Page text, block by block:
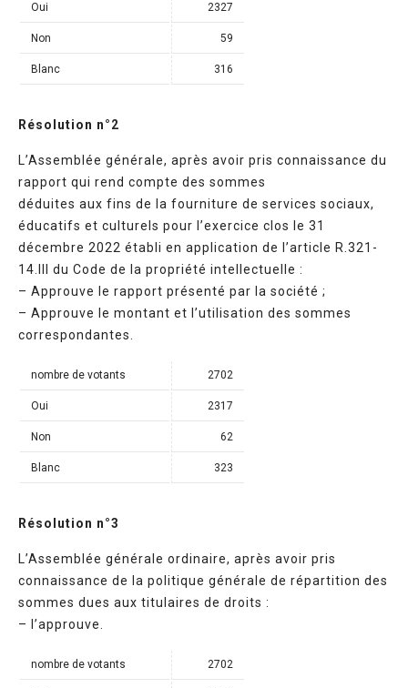
Oui 2327
Non 59
Blanc 316
Résolution n°2
L’Assemblée générale, après avoir pris connaissance du
rapport qui rend compte des sommes
déduites aux fins de la fourniture de services sociaux,
éducatifs et culturels pour l’exercice clos le 31
décembre 2022 établi en application de l’article R.321-
14.III du Code de la propriété intellectuelle :
– Approuve le rapport présenté par la société ;
– Approuve le montant et l’utilisation des sommes
correspondantes.
nombre de votants 2702
Oui 2317
Non 62
Blanc 323
Résolution n°3
L’Assemblée générale ordinaire, après avoir pris
connaissance de la politique générale de répartition des
sommes dues aux titulaires de droits :
– l’approuve.
nombre de votants 2702